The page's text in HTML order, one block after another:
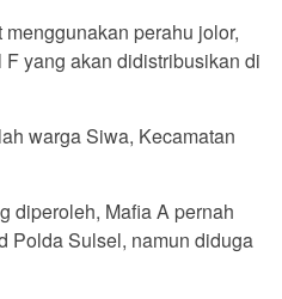
perahu jolor,
yang akan didistribusikan di
warga Siwa, Kecamatan
diperoleh, Mafia A pernah
Polda Sulsel, namun diduga